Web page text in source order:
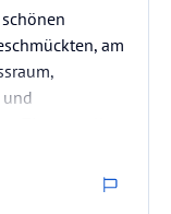
am
und
sich
und